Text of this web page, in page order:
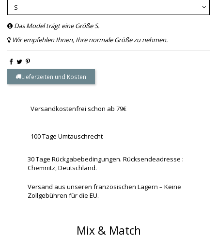
Das Model trägt eine Größe S.
Wir empfehlen Ihnen, Ihre normale Größe zu nehmen.
Lieferzeiten und Kosten
Versandkostenfrei schon ab 79€
100 Tage Umtauschrecht
30 Tage Rückgabebedingungen. Rücksendeadresse :
Chemnitz, Deutschland.
Versand aus unseren französischen Lagern – Keine
Zollgebühren für die EU.
Mix & Match